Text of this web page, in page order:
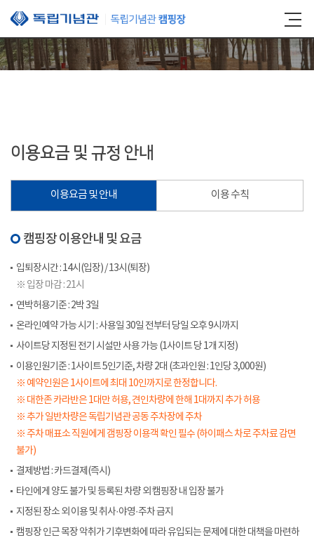
본문 바로가기
이용요금 및 규정 안내
이용요금 및 안내 이용 수칙
캠핑장 이용안내 및 요금
입퇴장시간 : 14시(입장) / 13시(퇴장)
※ 입장 마감 : 21시
연박허용기준 : 2박 3일
온라인예약 가능 시기 : 사용일 30일 전부터 당일 오후 9시까지
사이트당 지정된 전기 시설만 사용 가능 (1사이트 당 1개 지정)
이용인원기준 : 1사이트 5인기준, 차량 2대 (초과인원 : 1인당 3,000원)
※ 예약인원은 1사이트에 최대 10인까지로 한정합니다.
※ 대한존 카라반은 1대만 허용, 견인차량에 한해 1대까지 추가 허용
※ 추가 일반차량은 독립기념관 공동 주차장에 주차
※ 주차 매표소 직원에게 갬핑장 이용객 확인 필수 (하이패스 차로 주차료 감면
불가)
결제방법 : 카드결제(즉시)
타인에게 양도 불가 및 등록된 차량 외 캠핑장 내 입장 불가
지정된 장소 외 이용 및 취사·야영·주차 금지
캠핑장 인근 목장 악취가 기후변화에 따라 유입되는 문제에 대한 대책을 마련하